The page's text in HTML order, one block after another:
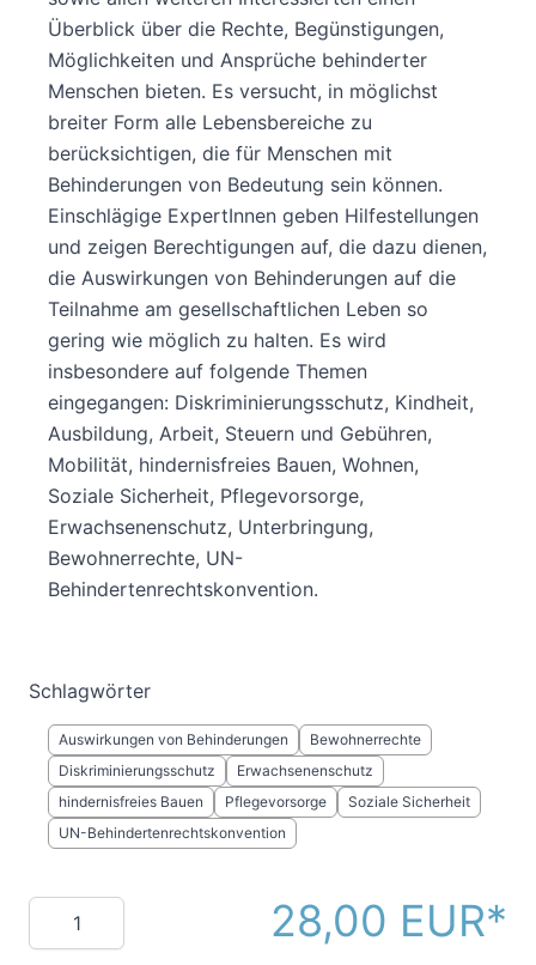
Überblick über die Rechte, Begünstigungen,
Möglichkeiten und Ansprüche behinderter
Menschen bieten. Es versucht, in möglichst
breiter Form alle Lebensbereiche zu
berücksichtigen, die für Menschen mit
Behinderungen von Bedeutung sein können.
Einschlägige ExpertInnen geben Hilfestellungen
und zeigen Berechtigungen auf, die dazu dienen,
die Auswirkungen von Behinderungen auf die
Teilnahme am gesellschaftlichen Leben so
gering wie möglich zu halten. Es wird
insbesondere auf folgende Themen
eingegangen: Diskriminierungsschutz, Kindheit,
Ausbildung, Arbeit, Steuern und Gebühren,
Mobilität, hindernisfreies Bauen, Wohnen,
Soziale Sicherheit, Pflegevorsorge,
Erwachsenenschutz, Unterbringung,
Bewohnerrechte, UN-
Behindertenrechtskonvention.
Schlagwörter
Auswirkungen von Behinderungen
Bewohnerrechte
Diskriminierungsschutz
Erwachsenenschutz
hindernisfreies Bauen
Pflegevorsorge
Soziale Sicherheit
UN-Behindertenrechtskonvention
Menge 28,00 EUR